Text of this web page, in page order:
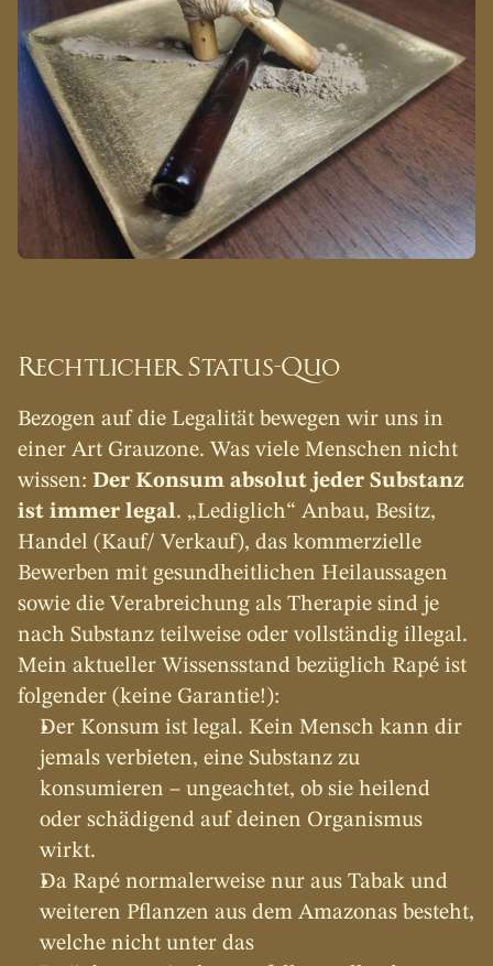
Rechtlicher Status-Quo
Bezogen auf die Legalität bewegen wir uns in
einer Art Grauzone. Was viele Menschen nicht
wissen: Der Konsum absolut jeder Substanz
ist immer legal. „Lediglich“ Anbau, Besitz,
Handel (Kauf/ Verkauf), das kommerzielle
Bewerben mit gesundheitlichen Heilaussagen
sowie die Verabreichung als Therapie sind je
nach Substanz teilweise oder vollständig illegal.
Mein aktueller Wissensstand bezüglich Rapé ist
folgender (keine Garantie!):
Der Konsum ist legal. Kein Mensch kann dir
jemals verbieten, eine Substanz zu
konsumieren – ungeachtet, ob sie heilend
oder schädigend auf deinen Organismus
wirkt.
Da Rapé normalerweise nur aus Tabak und
weiteren Pflanzen aus dem Amazonas besteht,
welche nicht unter das